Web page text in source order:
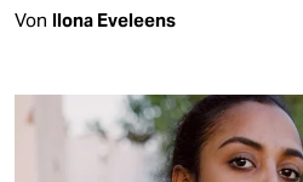
Von Ilona Eveleens